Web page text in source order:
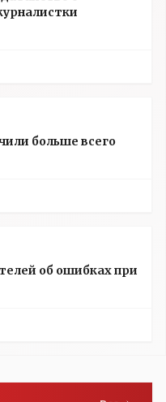
больше всего
об ошибках при